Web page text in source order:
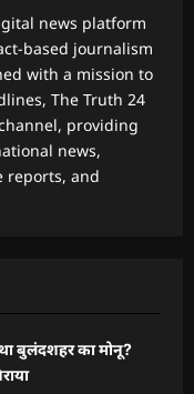
news platform
based journalism
with a mission to
The Truth 24
providing
news,
reports, and
बुलंदशहर का मोनू?